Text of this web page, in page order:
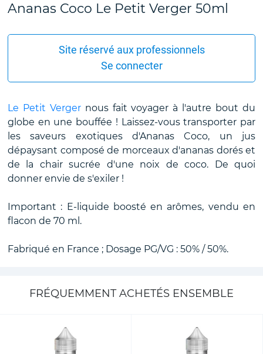
Ananas Coco Le Petit Verger 50ml
Site réservé aux professionnels
Se connecter
Le Petit Vergernous fait voyager à l'autre bout du
globe en une bouffée ! Laissez-vous transporter par
les saveurs exotiques d'Ananas Coco, un jus
dépaysant composé de morceaux d'ananas dorés et
de la chair sucrée d'une noix de coco. De quoi
donner envie de s'exiler !
Important : E-liquide boosté en arômes, vendu en
flacon de 70 ml.
Fabriqué en France ; Dosage PG/VG : 50% / 50%.
FRÉQUEMMENT ACHETÉS ENSEMBLE